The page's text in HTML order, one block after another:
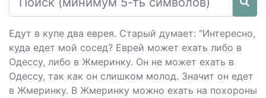
Едут в купе два еврея. Старый думает: "Интересно,
куда едет мой сосед? Еврей может ехать либо в
Одессу, либо в Жмеринку. Он не может ехать в
Одессу, так как он слишком молод. Значит он едет
в Жмеринку. В Жмеринку можно ехать на похороны